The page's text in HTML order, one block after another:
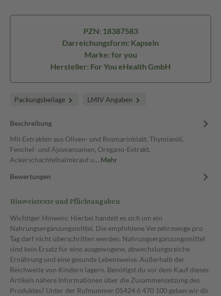
PZN: 18387583
Darreichungsform: Kapseln
Marke: for you
Hersteller: For You eHealth GmbH
Packungsbeilage LMIV Angaben
Beschreibung
Mit Extrakten aus Oliven- und Rosmarinblatt, Thymianöl,
Fenchel- und Ajowansamen, Oregano-Extrakt,
Ackerschachtelhalmkraut u… Mehr
Bewertungen
Hinweistexte und Pflichtangaben
Wichtiger Hinweis: Hierbei handelt es sich um ein
Nahrungsergänzungsmittel. Die empfohlene Verzehrmenge pro
Tag darf nicht überschritten werden. Nahrungsergänzungsmittel
sind kein Ersatz für eine ausgewogene, abwechslungsreiche
Ernährung und eine gesunde Lebensweise. Außerhalb der
Reichweite von Kindern lagern. Benötigst du vor dem Kauf dieses
Artikels nähere Informationen über die Zusammensetzung des
Produktes? Unter der Rufnummer 05424 6 470 100 geben wir dir